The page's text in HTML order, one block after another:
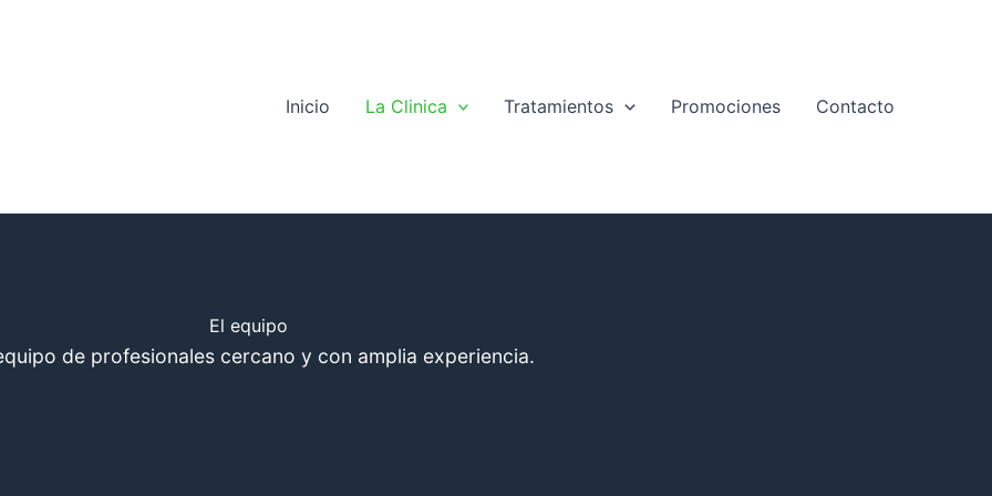
Inicio
La Clinica Tratamientos Promociones Contacto
El equipo
de profesionales cercano y con amplia experiencia.